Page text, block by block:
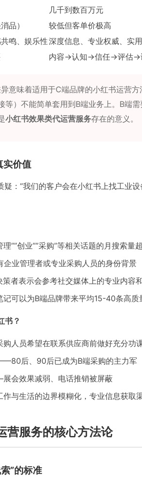
几千到数百万元
品）
较低但客单价极高
鸣、娱乐性深度信息、专业权威、实
内容→认知→信任→评估→
异意味着适用于C端品牌的小红书运营
等）不能简单套用到B端业务上。B端
小红书效果类代运营服务存在的意义。
实价值
疑：”我们的客户会在小红书上找工业
理””创业””采购”等相关话题的月搜索量
企业管理者或专业采购人员的身份背景
者表示会参考社交媒体上的专业内容
记可以为B端品牌带来平均15-40条高质
书？
人员希望在联系供应商前做好充分功
后、90后已成为B端采购的主力军
会效果减弱、电话推销被屏蔽
与生活的边界模糊化，专业信息获取
营服务的核心方法论
”的标准